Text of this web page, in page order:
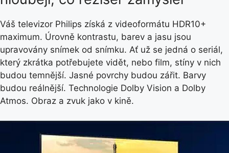
Váš televizor Philips získá z videoformátu HDR10+
maximum. Úrovně kontrastu, barev a jasu jsou
upravovány snímek od snímku. Ať už se jedná o seriál,
který zkrátka potřebujete vidět, nebo film, stíny v nich
budou temnější. Jasné povrchy budou zářit. Barvy
budou reálnější. Technologie Dolby Vision a Dolby
Atmos. Obraz a zvuk jako v kině.